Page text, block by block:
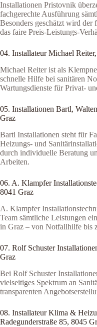
Installationen Pristovnik
fachgerechte Ausführung
Besonders geschätzt wird
das faire Preis-Leistungs-
04. Installateur Michael
Michael Reiter ist als
schnelle Hilfe bei sanitären
Wartungsdienste für Privat-
05. Installationen Bartl,
Graz
Bartl Installationen steht für
Heizungs- und
durch individuelle Beratung
Arbeiten.
06. A. Klampfer
8041 Graz
A. Klampfer
Team sämtliche Leistungen
in Graz – von Notfallhilfe bis
07. Rolf Schuster
Graz
Bei Rolf Schuster
vielseitiges Spektrum an
transparenten
08. Installateur Klima &
Radegunderstraße 85, 8045